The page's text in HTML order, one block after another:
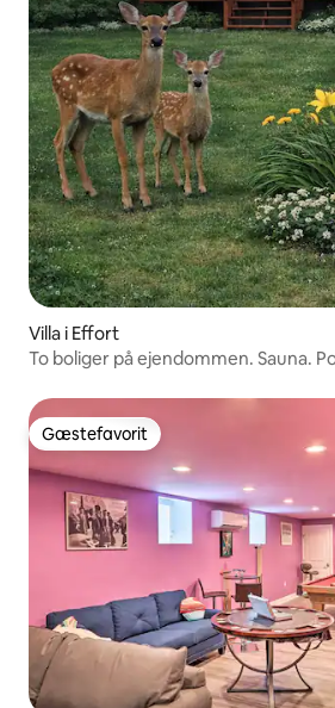
Villa i Effort
To boliger på ejendommen. Sauna.
Gæstefavorit
Gæstefavorit